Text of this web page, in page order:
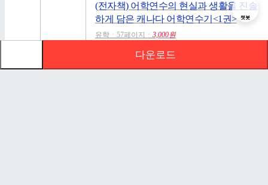
(전자책) 어학연수의 현실과 생활을 진솔
하게 담은 캐나다 어학연수기<1권>
유학ㆍ57페이지ㆍ 3,000원
다운로드
챗봇